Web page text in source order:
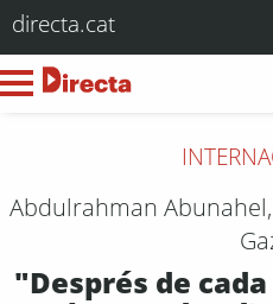
directa.cat
Abdulrahman
"Després de